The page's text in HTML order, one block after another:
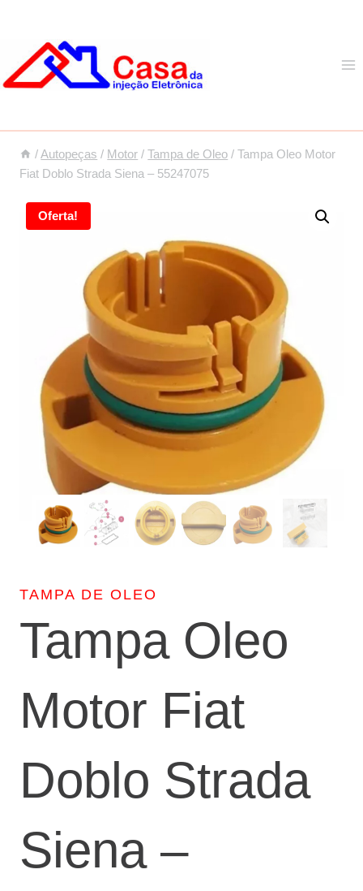
Conteúdo
/Autopeças / Motor / Tampa de Oleo / Tampa Oleo Motor
Fiat Doblo Strada Siena – 55247075
Oferta!
TAMPA DE OLEO
Tampa Oleo
Motor Fiat
Doblo Strada
Siena –